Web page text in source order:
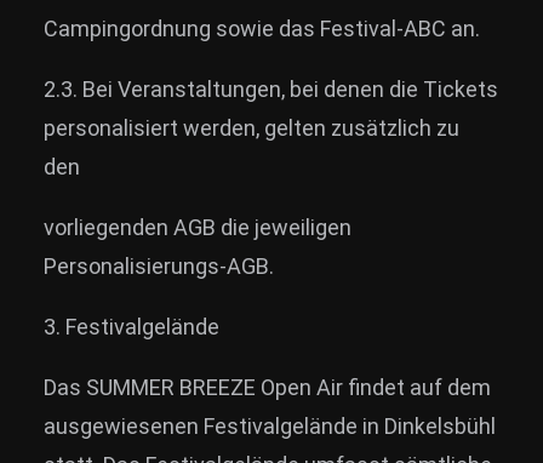
Campingordnung sowie das Festival-ABC an.
2.3. Bei Veranstaltungen, bei denen die Tickets
personalisiert werden, gelten zusätzlich zu
den
vorliegenden AGB die jeweiligen
Personalisierungs-AGB.
3. Festivalgelände
Das SUMMER BREEZE Open Air findet auf dem
ausgewiesenen Festivalgelände in Dinkelsbühl